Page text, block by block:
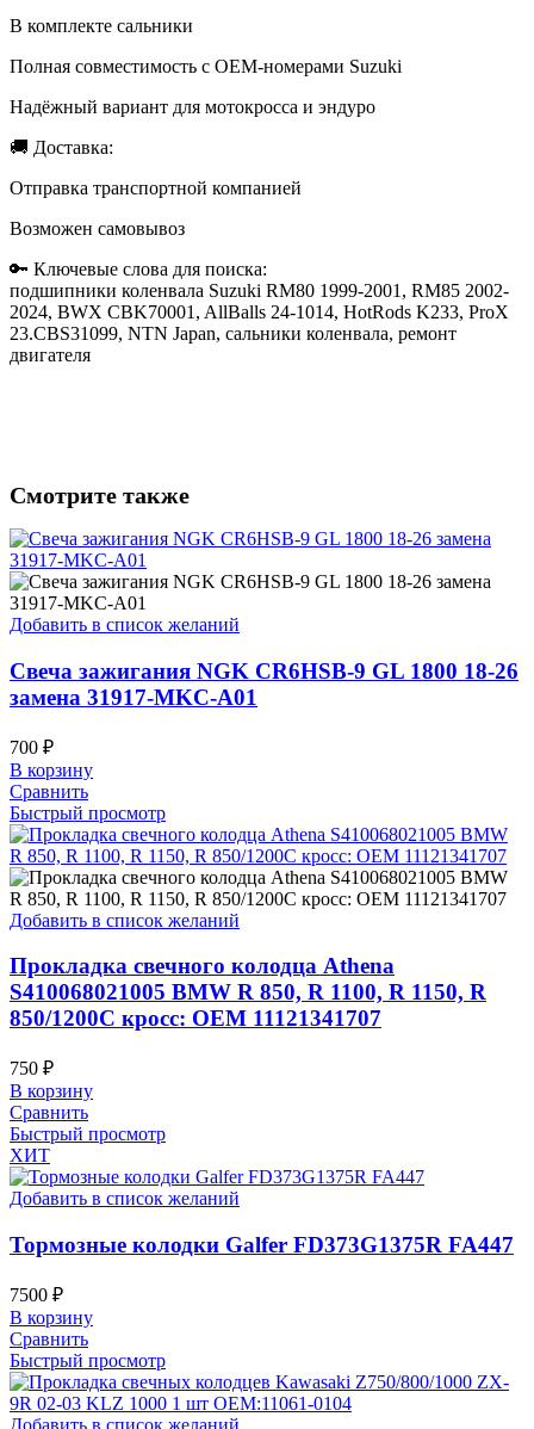
В комплекте сальники
Полная совместимость с OEM-номерами Suzuki
Надёжный вариант для мотокросса и эндуро
🚚 Доставка:
Отправка транспортной компанией
Возможен самовывоз
🔑 Ключевые слова для поиска:
подшипники коленвала Suzuki RM80 1999-2001, RM85 2002-
2024, BWX CBK70001, AllBalls 24-1014, HotRods K233, ProX
23.CBS31099, NTN Japan, сальники коленвала, ремонт
двигателя
Смотрите также
Добавить в список желаний
Свеча зажигания NGK CR6HSB-9 GL 1800 18-26
замена 31917-MKC-A01
700 ₽
В корзину
Сравнить
Быстрый просмотр
Добавить в список желаний
Прокладка свечного колодца Athena
S410068021005 BMW R 850, R 1100, R 1150, R
850/1200C кросс: OEM 11121341707
750 ₽
В корзину
Сравнить
Быстрый просмотр
ХИТ
Добавить в список желаний
Тормозные колодки Galfer FD373G1375R FA447
7500 ₽
В корзину
Сравнить
Быстрый просмотр
Добавить в список желаний